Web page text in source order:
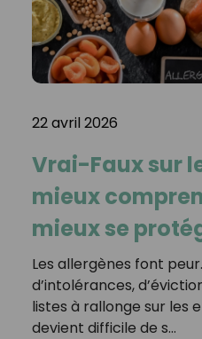
22 avril 2026
Vrai-Faux sur
mieux
mieux se
Les allergènes font
d’intolérances,
listes à rallonge sur les
devient difficile de s…